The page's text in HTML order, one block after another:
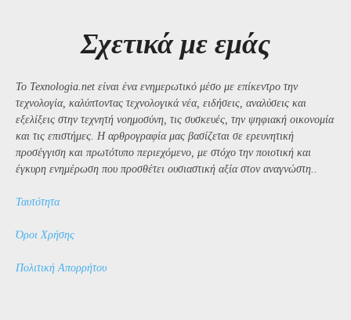
Σχετικά με εμάς
Το Texnologia.net είναι ένα ενημερωτικό μέσο με επίκεντρο την
τεχνολογία, καλύπτοντας τεχνολογικά νέα, ειδήσεις, αναλύσεις και
εξελίξεις στην τεχνητή νοημοσύνη, τις συσκευές, την ψηφιακή οικονομία
και τις επιστήμες. Η αρθρογραφία μας βασίζεται σε ερευνητική
προσέγγιση και πρωτότυπο περιεχόμενο, με στόχο την ποιοτική και
έγκυρη ενημέρωση που προσθέτει ουσιαστική αξία στον αναγνώστη..
Ταυτότητα
Όροι Χρήσης
Πολιτική Απορρήτου